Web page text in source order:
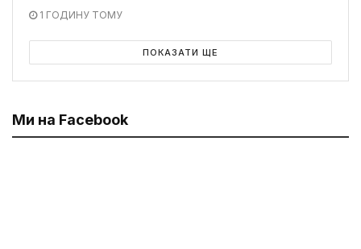
1 ГОДИНУ ТОМУ
ПОКАЗАТИ ЩЕ
Ми на Facebook